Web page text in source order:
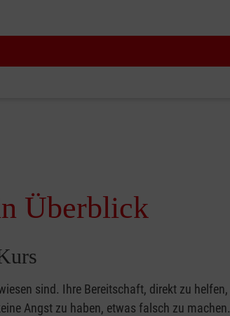
Überblick
sind. Ihre Bereitschaft, direkt zu helfen,
Angst zu haben, etwas falsch zu machen.